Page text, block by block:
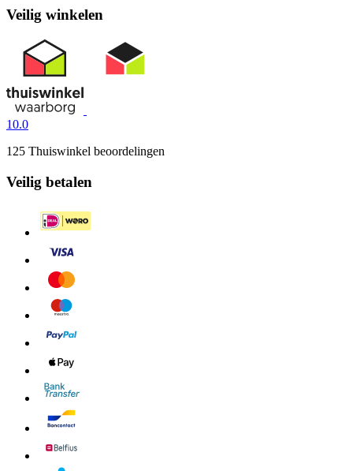
Veilig winkelen
10.0
125 Thuiswinkel beoordelingen
Veilig betalen